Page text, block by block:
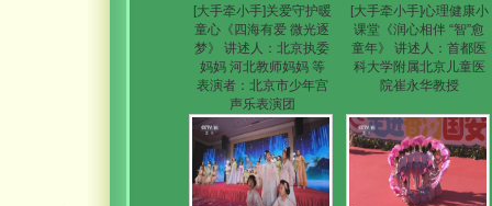
[大手牵小手]关爱守护暖
童心《四海有爱 微光逐
梦》 讲述人：北京执委
妈妈 河北教师妈妈 等
表演者：北京市少年宫
声乐表演团
[大手牵小手]心理健康小
课堂《润心相伴 “智”愈
童年》 讲述人：首都医
科大学附属北京儿童医
院崔永华教授